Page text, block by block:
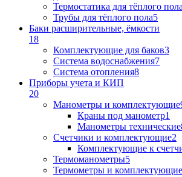
Термостатика для тёплого пола
Трубы для тёплого пола5
Баки расширительные, ёмкости
18
Комплектующие для баков3
Система водоснабжения7
Система отопления8
Приборы учета и КИП
20
Манометры и комплектующие
Краны под манометр1
Манометры технические
Счетчики и комплектующие2
Комплектующие к
Термоманометры5
Термометры и комплектующие